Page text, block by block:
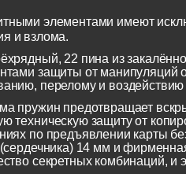
элементами имеют
и взлома.
22 пина из
защиты от манипуляций
перелому и
пружин предотвращает
техническую защиту от
по предъявлении карты
14 мм и
секретных комбинаций,